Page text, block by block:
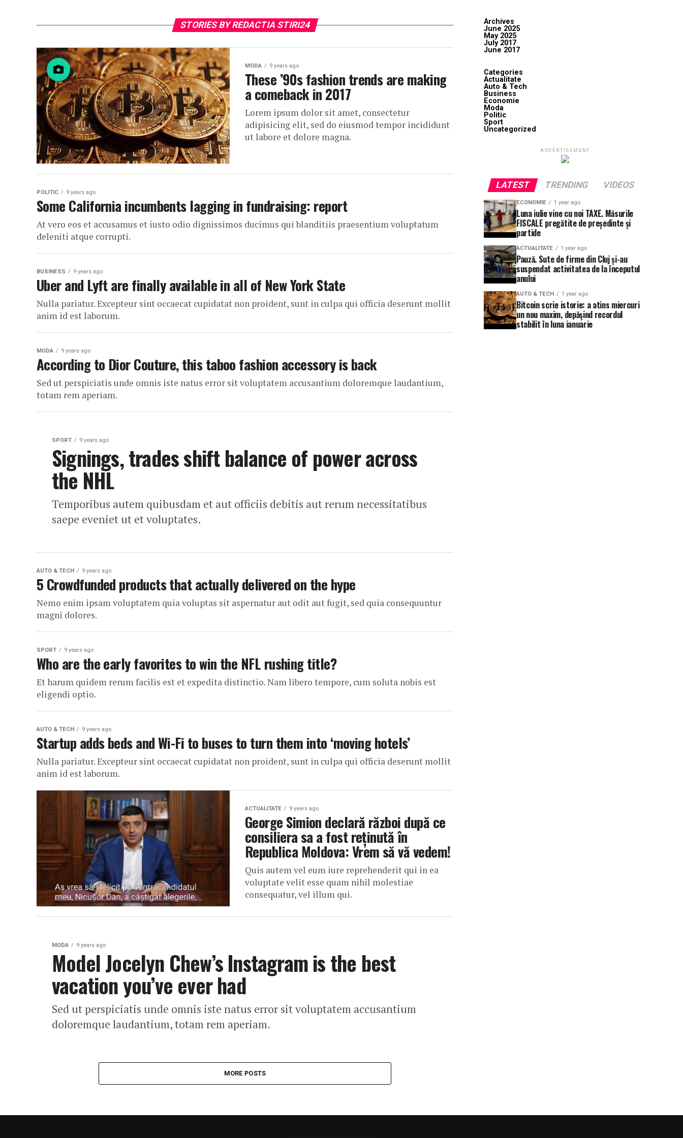
STORIES BY REDACTIA STIRI24
MODA 9 years ago
These ’90s fashion trends are making
a comeback in 2017
Lorem ipsum dolor sit amet, consectetur
adipisicing elit, sed do eiusmod tempor incididunt
ut labore et dolore magna.
POLITIC 9 years ago
Some California incumbents lagging in fundraising: report
At vero eos et accusamus et iusto odio dignissimos ducimus qui blanditiis praesentium voluptatum
deleniti atque corrupti.
BUSINESS 9 years ago
Uber and Lyft are finally available in all of New York State
Nulla pariatur. Excepteur sint occaecat cupidatat non proident, sunt in culpa qui officia deserunt mollit
anim id est laborum.
MODA 9 years ago
According to Dior Couture, this taboo fashion accessory is back
Sed ut perspiciatis unde omnis iste natus error sit voluptatem accusantium doloremque laudantium,
totam rem aperiam.
SPORT 9 years ago
Signings, trades shift balance of power across
the NHL
Temporibus autem quibusdam et aut officiis debitis aut rerum necessitatibus
saepe eveniet ut et voluptates.
AUTO & TECH 9 years ago
5 Crowdfunded products that actually delivered on the hype
Nemo enim ipsam voluptatem quia voluptas sit aspernatur aut odit aut fugit, sed quia consequuntur
magni dolores.
SPORT 9 years ago
Who are the early favorites to win the NFL rushing title?
Et harum quidem rerum facilis est et expedita distinctio. Nam libero tempore, cum soluta nobis est
eligendi optio.
AUTO & TECH 9 years ago
Startup adds beds and Wi-Fi to buses to turn them into ‘moving hotels’
Nulla pariatur. Excepteur sint occaecat cupidatat non proident, sunt in culpa qui officia deserunt mollit
anim id est laborum.
ACTUALITATE 9 years ago
George Simion declară război după ce
consiliera sa a fost reținută în
Republica Moldova: Vrem să vă vedem!
Quis autem vel eum iure reprehenderit qui in ea
voluptate velit esse quam nihil molestiae
consequatur, vel illum qui.
MODA 9 years ago
Model Jocelyn Chew’s Instagram is the best
vacation you’ve ever had
Sed ut perspiciatis unde omnis iste natus error sit voluptatem accusantium
doloremque laudantium, totam rem aperiam.
MORE POSTS
Archives
June 2025
May 2025
July 2017
June 2017
Categories
Actualitate
Auto & Tech
Business
Economie
Moda
Politic
Sport
Uncategorized
ADVERTISEMENT
LATEST TRENDING VIDEOS
ECONOMIE 1 year ago
Luna iulie vine cu noi TAXE. Măsurile
FISCALE pregătite de președinte și
partide
ACTUALITATE 1 year ago
Pauză. Sute de firme din Cluj și-au
suspendat activitatea de la începutul
anului
AUTO & TECH 1 year ago
Bitcoin scrie istorie: a atins miercuri
un nou maxim, depăşind recordul
stabilit în luna ianuarie